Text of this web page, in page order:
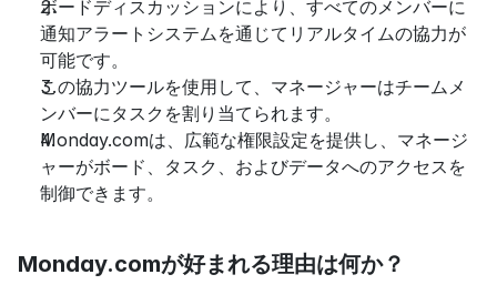
ボードディスカッションにより、すべてのメンバーに
通知アラートシステムを通じてリアルタイムの協力が
可能です。
この協力ツールを使用して、マネージャーはチームメ
ンバーにタスクを割り当てられます。
Monday.comは、広範な権限設定を提供し、マネージ
ャーがボード、タスク、およびデータへのアクセスを
制御できます。
Monday.comが好まれる理由は何か？